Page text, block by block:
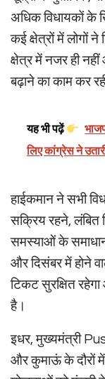
अधिक विधायकों के
कई क्षेत्रों में लोगों
क्षेत्र में नजर ही
बढ़ाने का काम कर
यह भी पढ़ें
लिए कांग्रेस ने
हाईकमान ने सभी
सक्रिय रहने, लंबित
समस्याओं के
और दिसंबर में होने
टिकट सुरक्षित
है।
इधर, मुख्यमंत्री
और कुमाऊं के दौरों